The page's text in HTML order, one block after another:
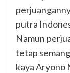
putra
Namun
tetap
kaya Aryono